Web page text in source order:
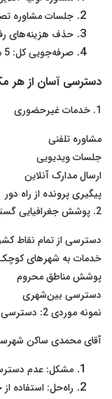
جلسات مشاوره تصویری:
حذف هزینه‌های
صرفه‌جویی کل: 5 میلیون تومان
دسترسی آسان از هر
1. خدمات غیرحضوری
مشاوره تلفنی
جلسات ویدیویی
ارسال مدارک آنلاین
پیگیری پرونده از راه دور
2. پوشش جغرافیایی گسترده
دسترسی از تمام نقاط
خدمات به شهرهای
پوشش مناطق محروم
دسترسی بین‌شهری
نمونه موردی 2: دسترسی از راه دور
آقای محمدی ساکن
مشکل: عدم
راه‌حل: استفاده